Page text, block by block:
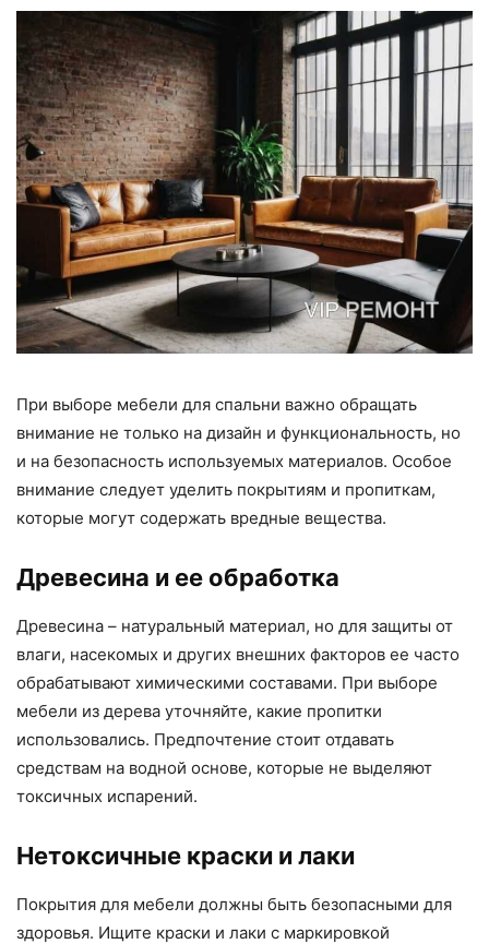
При выборе мебели для спальни важно обращать
внимание не только на дизайн и функциональность, но
и на безопасность используемых материалов. Особое
внимание следует уделить покрытиям и пропиткам,
которые могут содержать вредные вещества.
Древесина и ее обработка
Древесина – натуральный материал, но для защиты от
влаги, насекомых и других внешних факторов ее часто
обрабатывают химическими составами. При выборе
мебели из дерева уточняйте, какие пропитки
использовались. Предпочтение стоит отдавать
средствам на водной основе, которые не выделяют
токсичных испарений.
Нетоксичные краски и лаки
Покрытия для мебели должны быть безопасными для
здоровья. Ищите краски и лаки с маркировкой